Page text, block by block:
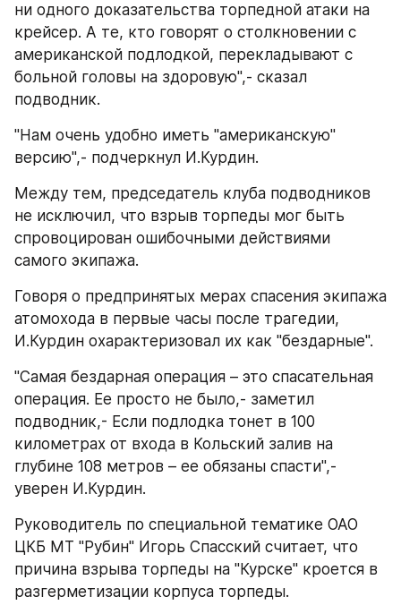
ни одного доказательства торпедной атаки на
крейсер. А те, кто говорят о столкновении с
американской подлодкой, перекладывают с
больной головы на здоровую",- сказал
подводник.
"Нам очень удобно иметь "американскую"
версию",- подчеркнул И.Курдин.
Между тем, председатель клуба подводников
не исключил, что взрыв торпеды мог быть
спровоцирован ошибочными действиями
самого экипажа.
Говоря о предпринятых мерах спасения экипажа
атомохода в первые часы после трагедии,
И.Курдин охарактеризовал их как "бездарные".
"Самая бездарная операция – это спасательная
операция. Ее просто не было,- заметил
подводник,- Если подлодка тонет в 100
километрах от входа в Кольский залив на
глубине 108 метров – ее обязаны спасти",-
уверен И.Курдин.
Руководитель по специальной тематике ОАО
ЦКБ МТ "Рубин" Игорь Спасский считает, что
причина взрыва торпеды на "Курске" кроется в
разгерметизации корпуса торпеды.